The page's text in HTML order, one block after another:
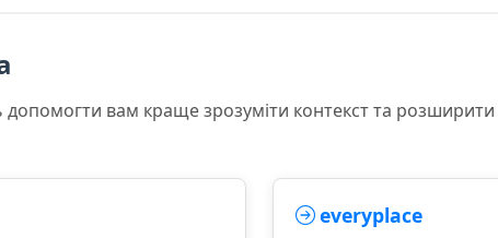
допомогти вам краще зрозуміти контекст та розширити
everyplace